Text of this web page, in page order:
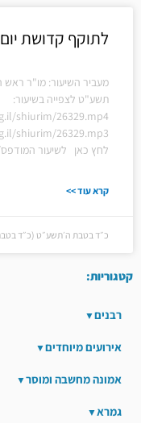
לתוקף קדושת
מעביר השיעור: מו"ר ראש
תשע"ט לצפייה בשיעור:
לחץ כאן לשיעור
קרא עוד >>
כ״ד בטבת ה׳תשע״ט (כ״ד בטבת
קטגוריות:
רבנים
אירועים מיוחדים
אמונה מחשבה ומוסר
גמרא